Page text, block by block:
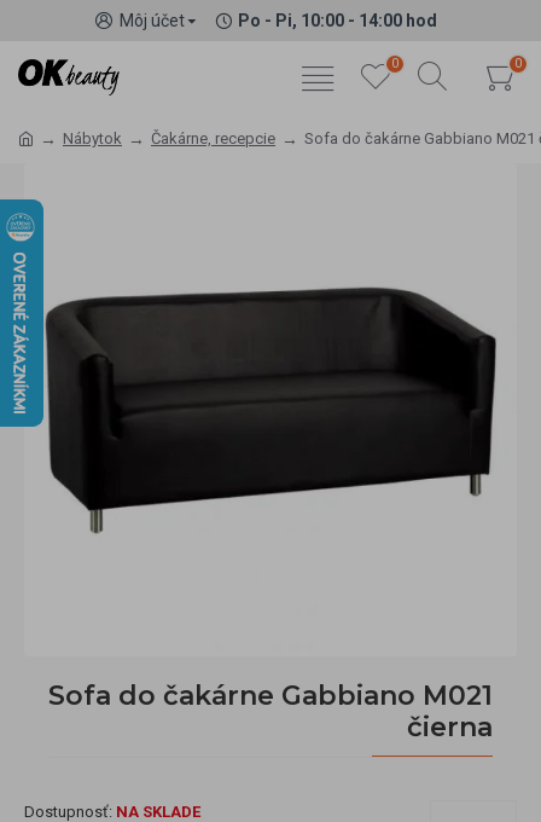
Môj účet Po - Pi, 10:00 - 14:00 hod
0 0
Nábytok Čakárne, recepcie Sofa do čakárne Gabbiano M021
Sofa do čakárne Gabbiano M021
čierna
Dostupnosť: NA SKLADE